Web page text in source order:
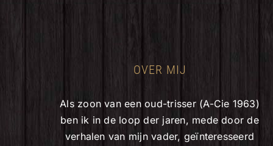
OVER MIJ
Als zoon van een oud-trisser (A-Cie 1963)
ben ik in de loop der jaren, mede door de
verhalen van mijn vader, geïnteresseerd